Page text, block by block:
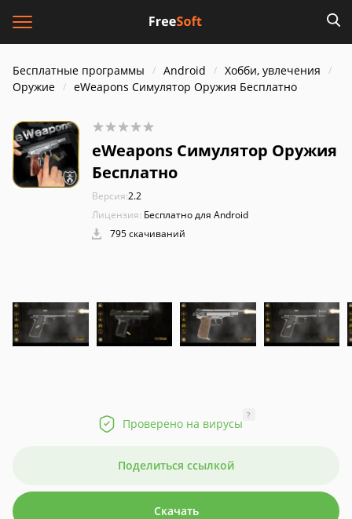
Бесплатные программы Android
Хобби, увлечения
Оружие
eWeapons Симулятор Оружия Бесплатно
eWeapons Симулятор Оружия
Бесплатно
Версия:2.2
Лицензия: Бесплатно для Android
795 скачиваний
Проверено на вирусы
?
Поделиться ссылкой
Скачать